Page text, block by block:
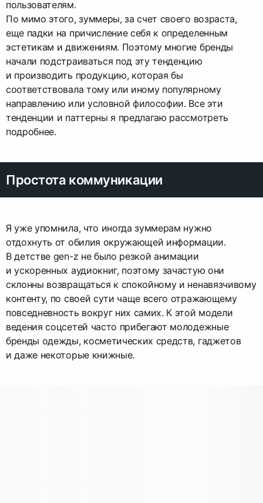
пользователям.
По мимо этого, зуммеры, за счет своего возраста,
еще падки на причисление себя к определенным
эстетикам и движениям. Поэтому многие бренды
начали подстраиваться под эту тенденцию
и производить продукцию, которая бы
соответствовала тому или иному популярному
направлению или условной философии. Все эти
тенденции и паттерны я предлагаю рассмотреть
подробнее.
Простота коммуникации
Я уже упомнила, что иногда зуммерам нужно
отдохнуть от обилия окружающей информации.
В детстве gen-z не было резкой анимации
и ускоренных аудиокниг, поэтому зачастую они
склонны возвращаться к спокойному и ненавязчивому
контенту, по своей сути чаще всего отражающему
повседневность вокруг них самих. К этой модели
ведения соцсетей часто прибегают молодежные
бренды одежды, косметических средств, гаджетов
и даже некоторые книжные.